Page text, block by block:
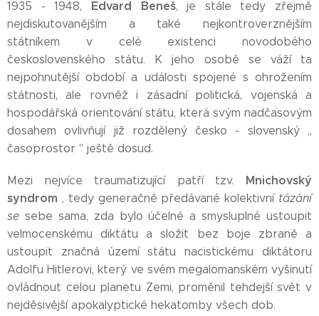
1935 - 1948, Edvard Beneš, je stále tedy zřejmě
nejdiskutovanějším a také nejkontroverznějším
státníkem v celé existenci novodobého
československého státu. K jeho osobě se váží ta
nejpohnutější období a události spojené s ohrožením
státnosti, ale rovněž i zásadní politická, vojenská a
hospodářská orientování státu, která svým nadčasovým
dosahem ovlivňují již rozdělený česko - slovenský ,,
časoprostor '' ještě dosud.
Mezi nejvíce traumatizující patří tzv. Mnichovský
syndrom , tedy generačně předávané kolektivní tázání
se sebe sama, zda bylo účelné a smysluplné ustoupit
velmocenskému diktátu a složit bez boje zbraně a
ustoupit značná území státu nacistickému diktátoru
Adolfu Hitlerovi, který ve svém megalomanském vyšinutí
ovládnout celou planetu Zemi, proměnil tehdejší svět v
nejděsivější apokalyptické hekatomby všech dob.